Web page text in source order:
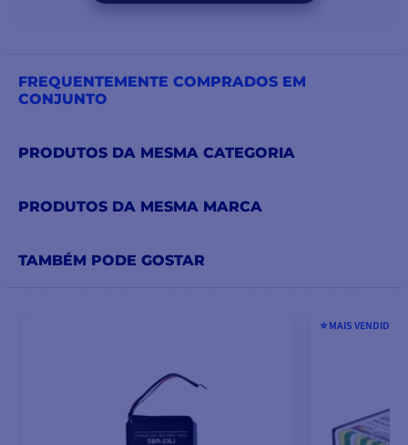
FREQUENTEMENTE COMPRADOS EM
CONJUNTO
PRODUTOS DA MESMA CATEGORIA
PRODUTOS DA MESMA MARCA
TAMBÉM PODE GOSTAR
⭐️ MAIS VENDIDOS